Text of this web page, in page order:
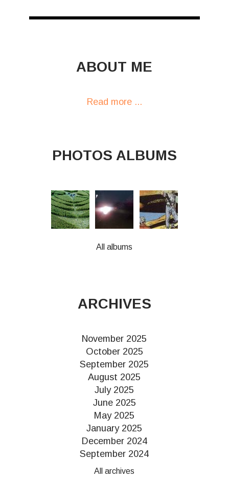
ABOUT ME
Read more ...
PHOTOS ALBUMS
All albums
ARCHIVES
November 2025
October 2025
September 2025
August 2025
July 2025
June 2025
May 2025
January 2025
December 2024
September 2024
All archives